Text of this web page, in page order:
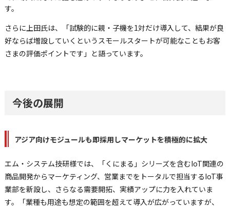
す。
さらに上田氏は、「試験的に親・子機を1対だけ導入して、結果が良
好ならば増設していくというスモールスタートが可能なこともお客
さまの評価ポイントです」と語っています。
今後の展開
アジア向けモジュールも即採用しマーケットを積極的に拡大
エム・システム技研様では、「くにまる」シリーズを含むIoT関連の
商品開発からマーケティング、営業までをトータルで担当するIoT事
業部を新設し、さらなる需要開拓、実績アップに力を入れていま
す。「業種も用途も想定の範囲を超えて導入が広がっていますが、